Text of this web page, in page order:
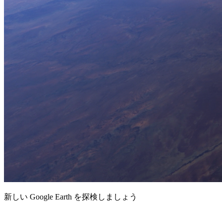
新しい Google Earth を探検しましょう